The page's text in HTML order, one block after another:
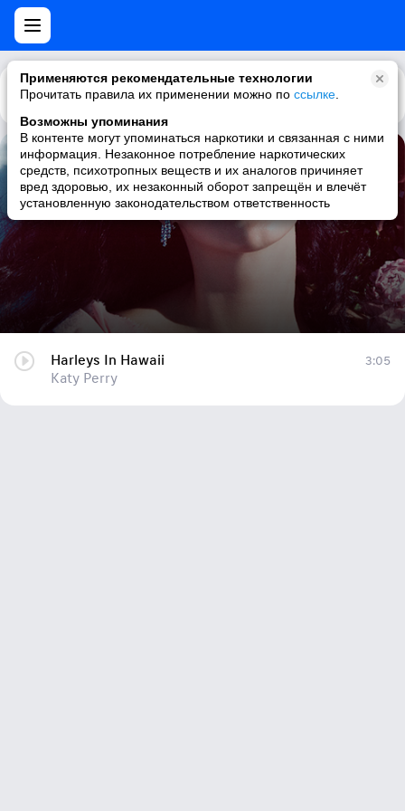
Применяются рекомендательные технологии
Прочитать правила их применении можно по ссылке
Возможны упоминания
В контенте могут упоминаться наркотики и связанная с ними
информация. Незаконное потребление наркотических
средств, психотропных веществ и их аналогов причиняет
вред здоровью, их незаконный оборот запрещён и влечёт
установленную законодательством ответственность
Каталог Рекомендации
Harleys In Hawaii
Katy Perry
Harleys In Hawaii
Katy Perry
3:05